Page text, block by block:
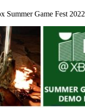
Game Fest 2022